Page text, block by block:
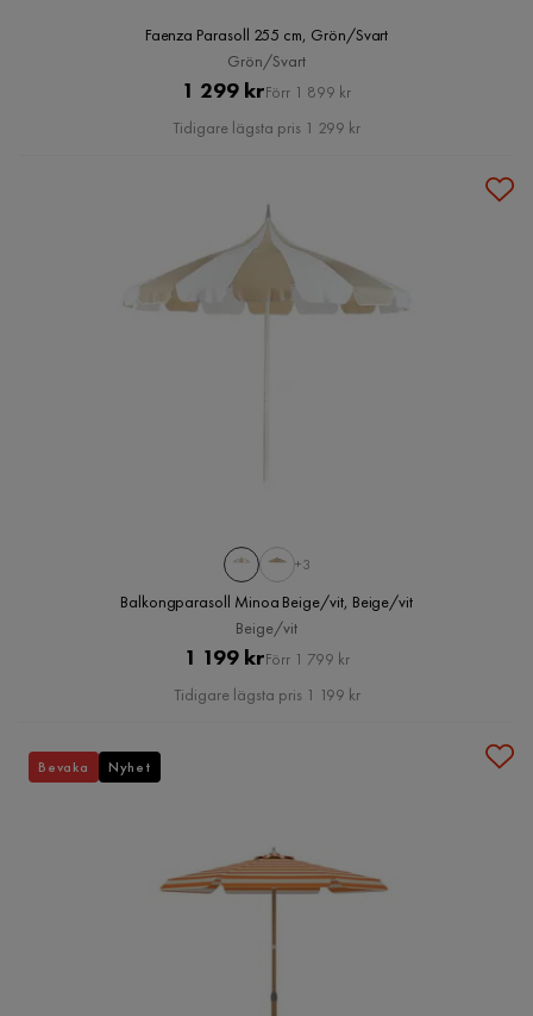
Faenza Parasoll 255 cm, Grön/Svart
Grön/Svart
Pris
1 299 krOriginal
Pris
Förr 1 899 kr
Tidigare lägsta pris 1 299 kr
+3
Balkongparasoll Minoa Beige/vit, Beige/vit
Beige/vit
Pris
1 199 krOriginal
Pris
Förr 1 799 kr
Tidigare lägsta pris 1 199 kr
Bevaka Nyhet